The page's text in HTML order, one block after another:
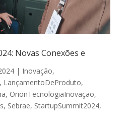
Novas Conexões e
| Inovação,
, LançamentoDeProduto,
, OrionTecnologiaInovação,
, Sebrae, StartupSummit2024,